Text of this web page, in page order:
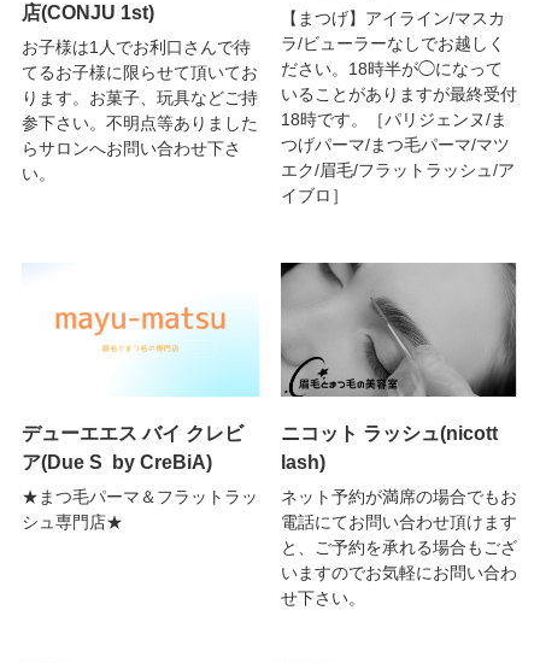
店(CONJU 1st)
お子様は1人でお利口さんで待
てるお子様に限らせて頂いてお
ります。お菓子、玩具などご持
参下さい。不明点等ありました
らサロンへお問い合わせ下さ
い。
【まつげ】アイライン/マスカ
ラ/ビューラーなしでお越しく
ださい。18時半が◯になって
いることがありますが最終受付
18時です。［パリジェンヌ/ま
つげパーマ/まつ毛パーマ/マツ
エク/眉毛/フラットラッシュ/ア
イブロ］
デューエエス バイ クレビ
ア(Due S by CreBiA)
★まつ毛パーマ＆フラットラッ
シュ専門店★
ニコット ラッシュ(nicott
lash)
ネット予約が満席の場合でもお
電話にてお問い合わせ頂けます
と、ご予約を承れる場合もござ
いますのでお気軽にお問い合わ
せ下さい。